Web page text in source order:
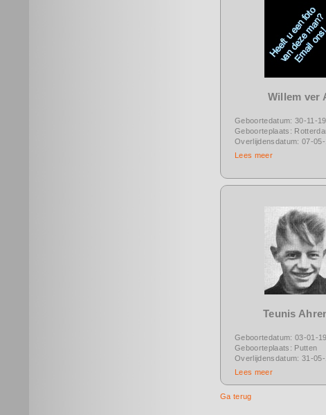
Willem ver
Geboortedatum: 30-11-
Geboorteplaats:
Overlijdensdatum: 07-
Lees meer
Teunis
Geboortedatum: 03-01-
Geboorteplaats: Putten
Overlijdensdatum: 31-
Lees meer
Ga terug